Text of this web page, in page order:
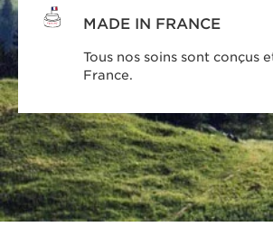
MADE IN FRANCE
Tous nos soins sont conçus
France.